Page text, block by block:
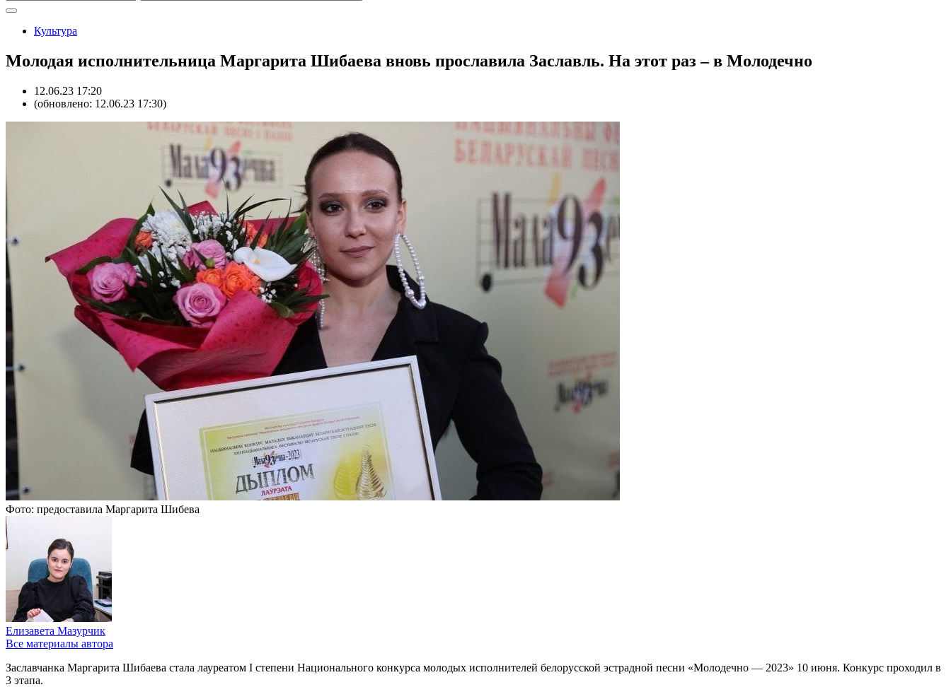
Культура
Молодая исполнительница Маргарита Шибаева вновь прославила Заславль. На этот раз – в Молодечно
12.06.23 17:20
(обновлено: 12.06.23 17:30)
Фото: предоставила Маргарита Шибева
Елизавета Мазурчик
Все материалы автора
Заславчанка Маргарита Шибаева стала лауреатом I степени Национального конкурса молодых исполнителей белорусской эстрадной песни «Молодечно — 2023» 10 июня. Конкурс проходил в
3 этапа.